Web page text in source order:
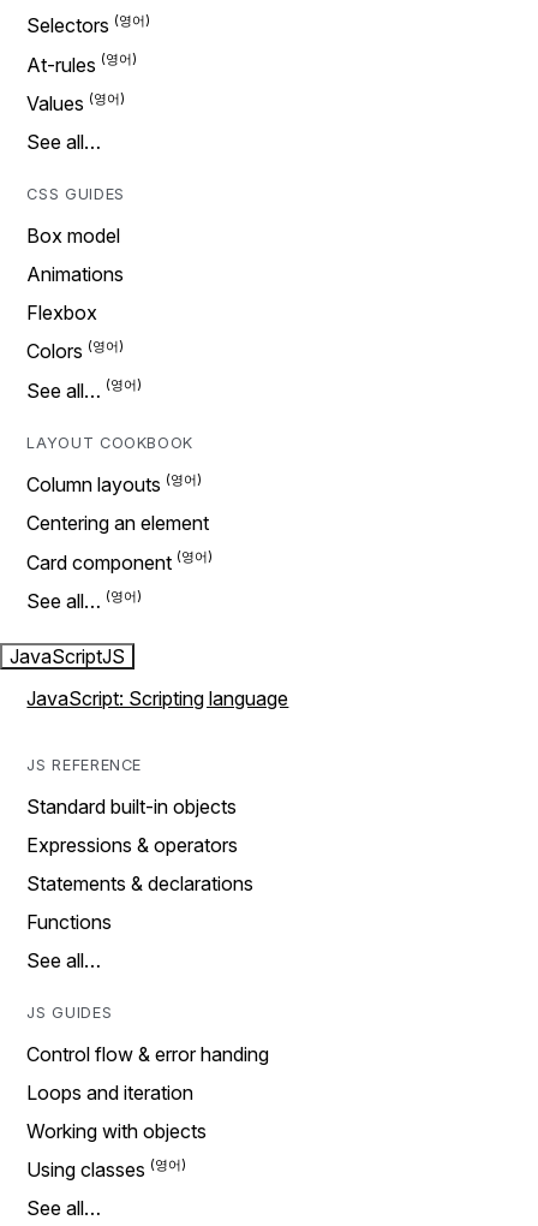
Selectors
At-rules
Values
See all…
CSS GUIDES
Box model
Animations
Flexbox
Colors
See all…
LAYOUT COOKBOOK
Column layouts
Centering an element
Card component
See all…
JavaScriptJS
JavaScript: Scripting language
JS REFERENCE
Standard built-in objects
Expressions & operators
Statements & declarations
Functions
See all…
JS GUIDES
Control flow & error handing
Loops and iteration
Working with objects
Using classes
See all…